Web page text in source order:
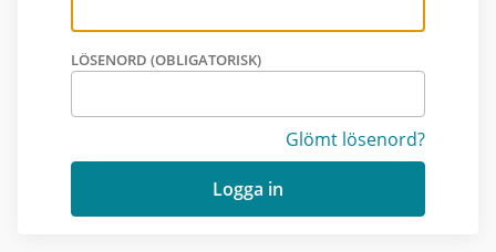
LÖSENORD (OBLIGATORISK)
Glömt lösenord?
Logga in